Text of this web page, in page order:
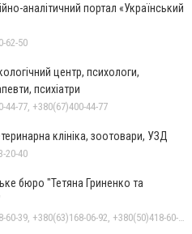
аналітичний портал «Український
62-50
центр, психологи,
психіатри
44-77, +380(67)400-44-77
клініка, зоотовари, УЗД
20-40
бюро "Тетяна Гриненко та